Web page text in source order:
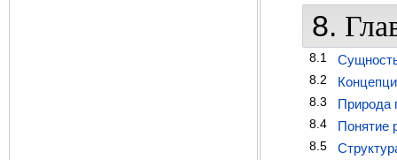
8.
8.1
8.2
8.3 Природа
8.4 Понятие
8.5